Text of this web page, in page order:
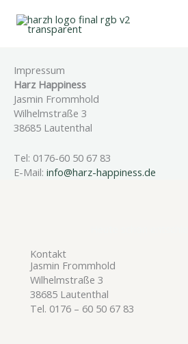
Inhalt
springen
Impressum
Harz Happiness
Jasmin Frommhold
Wilhelmstraße 3
38685 Lautenthal
Tel: 0176-60 50 67 83
E-Mail: info@harz-happiness.de
Kontakt
Jasmin Frommhold
Wilhelmstraße 3
38685 Lautenthal
Tel. 0176 – 60 50 67 83